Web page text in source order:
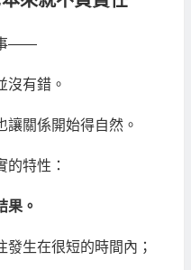
事——
沒有錯。
讓關係開始得自然。
的特性：
果。
發生在很短的時間內；